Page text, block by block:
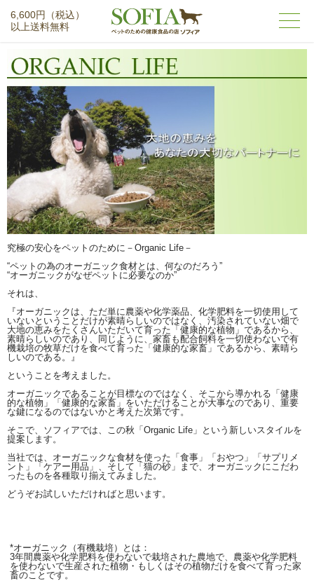
6,600円（税込）
以上送料無料
究極の安心をペットのために－Organic Life－
“ペットの為のオーガニック食材とは、何なのだろう”
“オーガニックがなぜペットに必要なのか”
それは、
『オーガニックは、ただ単に農薬や化学薬品、化学肥料を一切使用して
いないということだけが素晴らしいのではなく、汚染されていない畑で
大地の恵みをたくさんいただいて育った「健康的な植物」であるから、
素晴らしいのであり、同じように、家畜も配合飼料を一切使わないで有
機栽培の牧草だけを食べて育った「健康的な家畜」であるから、素晴ら
しいのである。』
ということを考えました。
オーガニックであることが目標なのではなく、そこから導かれる「健康
的な植物」「健康的な家畜」をいただけることが大事なのであり、重要
な鍵になるのではないかと考えた次第です。
そこで、ソフィアでは、この秋「Organic Life」という新しいスタイルを
提案します。
当社では、オーガニックな食材を使った「食事」「おやつ」「サプリメ
ント」「ケアー用品」、そして「猫の砂」まで、オーガニックにこだわ
ったものを各種取り揃えてみました。
どうぞお試しいただければと思います。
*オーガニック（有機栽培）とは：
3年間農薬や化学肥料を使わないで栽培された農地で、農薬や化学肥料
を使わないで生産された植物・もしくはその植物だけを食べて育った家
畜のことです。